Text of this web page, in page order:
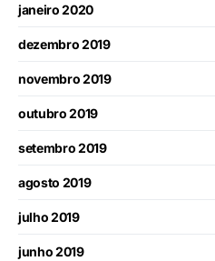
janeiro 2020
dezembro 2019
novembro 2019
outubro 2019
setembro 2019
agosto 2019
julho 2019
junho 2019